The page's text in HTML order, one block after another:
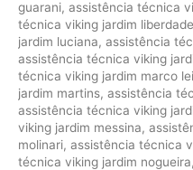
guarani, assistência técnica
técnica viking jardim liberdade
jardim luciana, assistência
assistência técnica viking
técnica viking jardim marco
jardim martins, assistência
assistência técnica viking
viking jardim messina,
molinari, assistência técnica
técnica viking jardim nogueira,